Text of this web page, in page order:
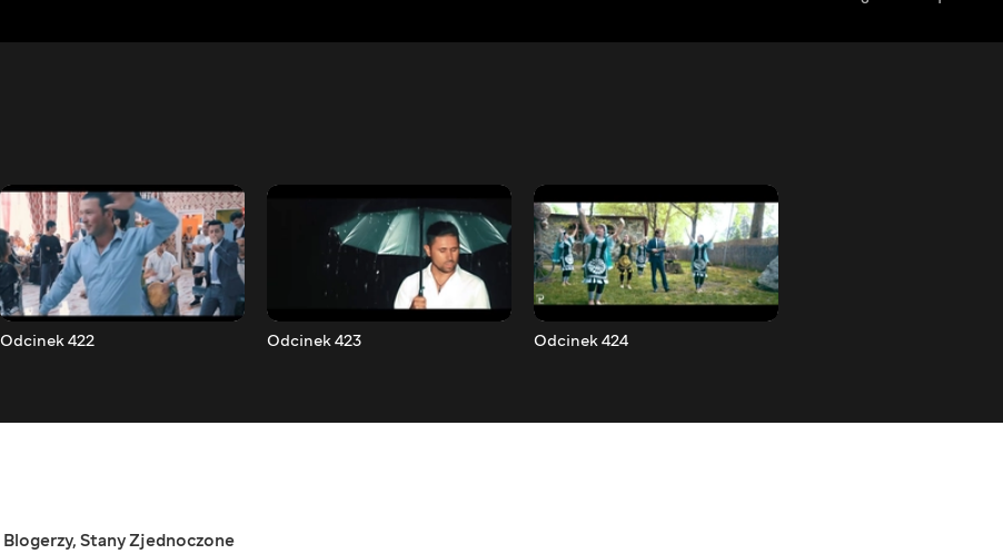
Odcinek 422 Odcinek 423 Odcinek 424
Blogerzy, Stany Zjednoczone